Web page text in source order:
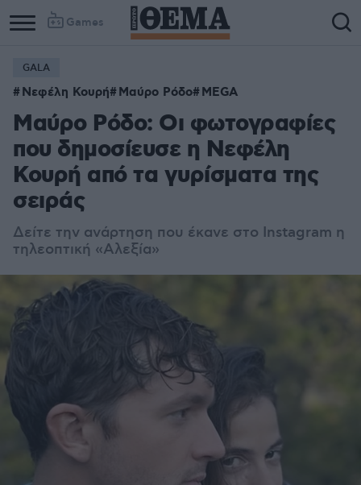
Games
GALA
Νεφέλη Κουρή Μαύρο Ρόδο MEGA
Μαύρο Ρόδο: Οι φωτογραφίες
που δημοσίευσε η Νεφέλη
Κουρή από τα γυρίσματα της
σειράς
Δείτε την ανάρτηση που έκανε στο Instagram η
τηλεοπτική «Αλεξία»